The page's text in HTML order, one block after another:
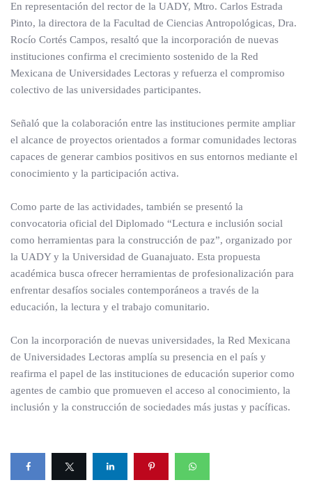
En representación del rector de la UADY, Mtro. Carlos Estrada
Pinto, la directora de la Facultad de Ciencias Antropológicas, Dra.
Rocío Cortés Campos, resaltó que la incorporación de nuevas
instituciones confirma el crecimiento sostenido de la Red
Mexicana de Universidades Lectoras y refuerza el compromiso
colectivo de las universidades participantes.
Señaló que la colaboración entre las instituciones permite ampliar
el alcance de proyectos orientados a formar comunidades lectoras
capaces de generar cambios positivos en sus entornos mediante el
conocimiento y la participación activa.
Como parte de las actividades, también se presentó la
convocatoria oficial del Diplomado “Lectura e inclusión social
como herramientas para la construcción de paz”, organizado por
la UADY y la Universidad de Guanajuato. Esta propuesta
académica busca ofrecer herramientas de profesionalización para
enfrentar desafíos sociales contemporáneos a través de la
educación, la lectura y el trabajo comunitario.
Con la incorporación de nuevas universidades, la Red Mexicana
de Universidades Lectoras amplía su presencia en el país y
reafirma el papel de las instituciones de educación superior como
agentes de cambio que promueven el acceso al conocimiento, la
inclusión y la construcción de sociedades más justas y pacíficas.